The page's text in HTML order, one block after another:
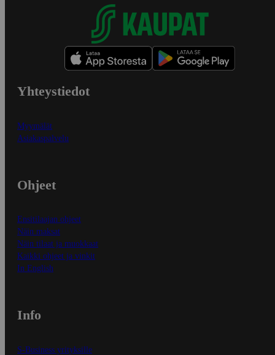
Yhteystiedot
Myymälät
Asiakaspalvelu
Ohjeet
Ensitilaajan ohjeet
Näin maksat
Näin tilaat ja muokkaat
Kaikki ohjeet ja vinkit
In English
Info
S-Business yrityksille